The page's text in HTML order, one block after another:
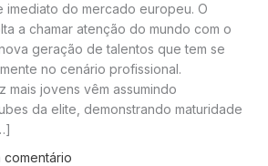
imediato do mercado europeu. O
a chamar atenção do mundo com o
geração de talentos que tem se
no cenário profissional.
mais jovens vêm assumindo
da elite, demonstrando maturidade
comentário